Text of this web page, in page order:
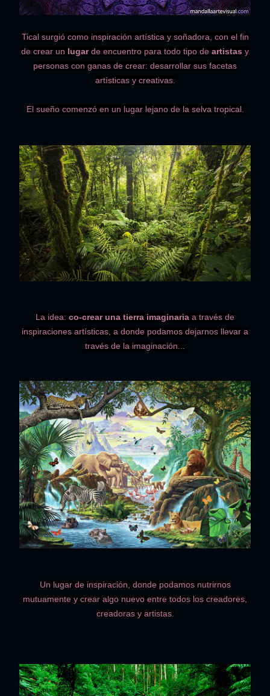
Tical surgió como inspiración artística y soñadora, con el fin
de crear un lugarde encuentro para todo tipo de artistas y
personas con ganas de crear: desarrollar sus facetas
artísticas y creativas.
El sueño comenzó en un lugar lejano de la selva tropical.
La idea: co-crear una tierra imaginaria a través de
inspiraciones artísticas, a donde podamos dejarnos llevar a
través de la imaginación...
Un lugar de inspiración, donde podamos nutrirnos
mutuamente y crear algo nuevo entre todos los creadores,
creadoras y artistas.